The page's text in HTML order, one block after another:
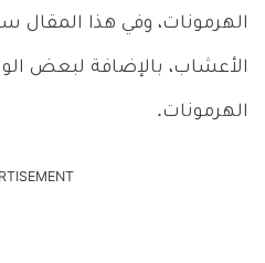
الهرمونات، وفي هذا
الأعشاب، بالإضافة لبعض
الهرمونات.